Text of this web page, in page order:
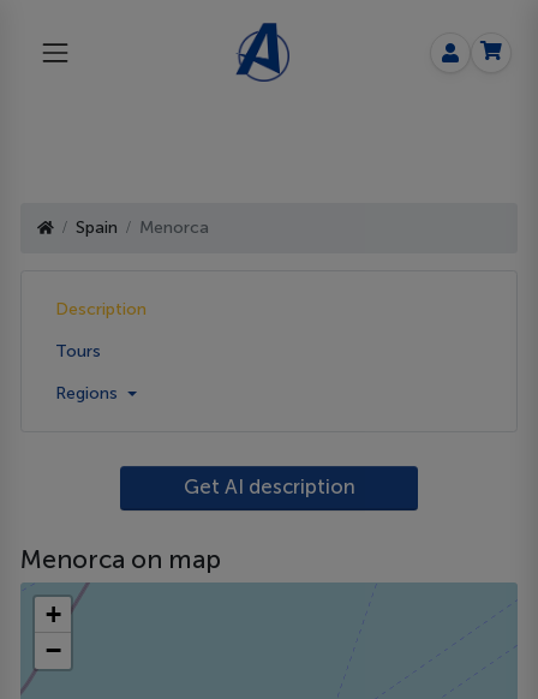
Spain Menorca
Description
Tours
Regions
Get AI description
Menorca on map
+
−